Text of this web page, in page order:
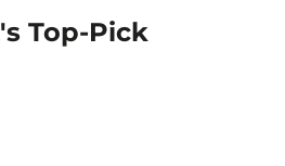
Top-Pick